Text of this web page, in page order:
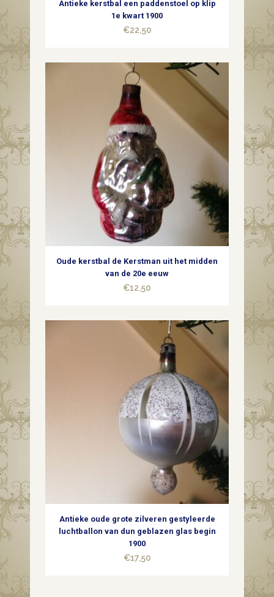
Antieke kerstbal een paddenstoel op klip
1e kwart 1900
€22,50
Oude kerstbal de Kerstman uit het midden
van de 20e eeuw
€12,50
Antieke oude grote zilveren gestyleerde
luchtballon van dun geblazen glas begin
1900
€17,50